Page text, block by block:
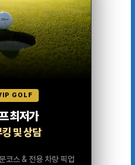
GOLF
최저가
및 상담
코스 & 전용 차량 픽업